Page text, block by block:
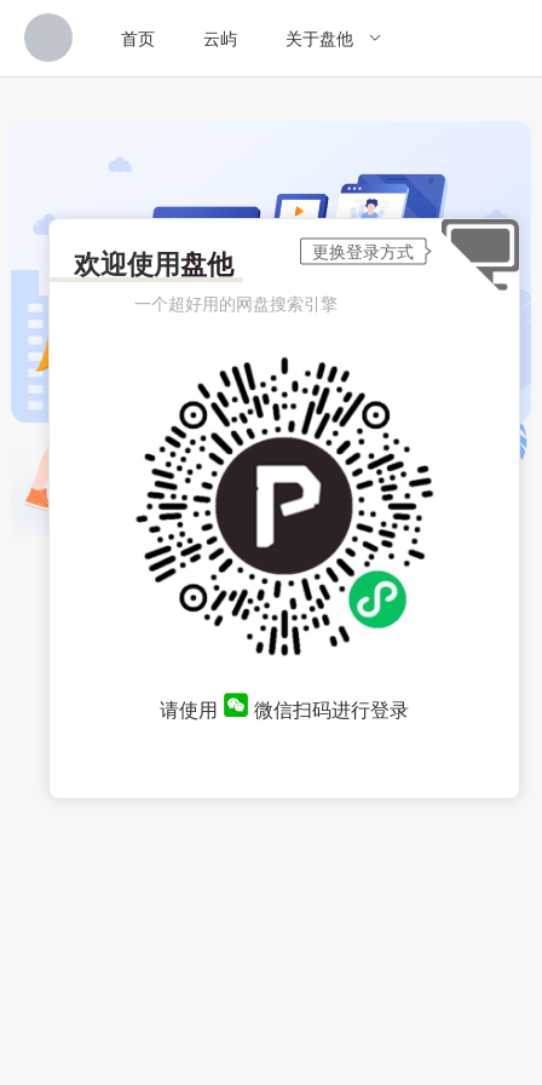
首页 云屿 关于盘他
欢迎使用盘他
一个超好用的网盘搜索引擎
请使用 微信扫码进行登录